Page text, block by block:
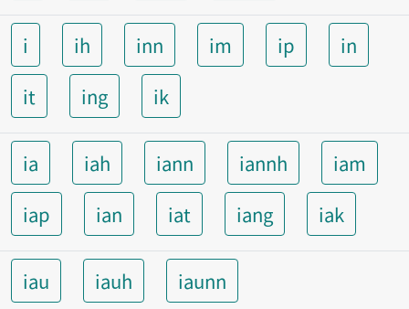
i ih inn im ip
in
it
ing ik
ia iah iann iannh
iam
iap
ian iat iang iak
iau iauh iaunn